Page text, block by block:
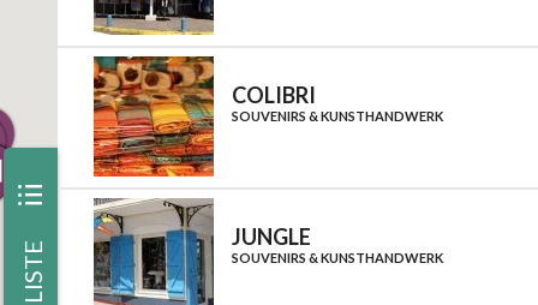
LES TROIS-ÎLETS
VAUCLIN
LISTE
iii
COLIBRI
SOUVENIRS & KUNSTHANDWERK
JUNGLE
SOUVENIRS & KUNSTHANDWERK